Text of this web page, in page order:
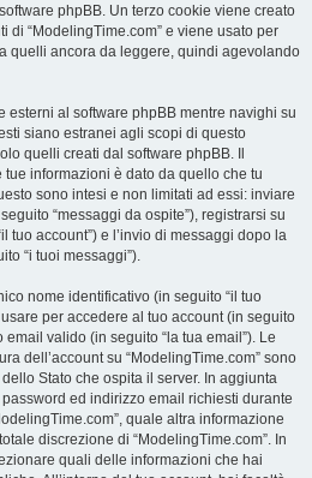
phpBB. Un terzo cookie viene creato
di “ModelingTime.com” e viene usato per
quelli ancora da leggere, quindi agevolando
esterni al software phpBB mentre navighi su
siano estranei agli scopi di questo
quelli creati dal software phpBB. Il
informazioni è dato da quello che tu
sono intesi e non limitati ad essi: inviare
“messaggi da ospite”), registrarsi su
tuo account”) e l’invio di messaggi dopo la
“i tuoi messaggi”).
nome identificativo (in seguito “il tuo
per accedere al tuo account (in seguito
valido (in seguito “la tua email”). Le
dell’account su “ModelingTime.com” sono
Stato che ospita il server. In aggiunta
ed indirizzo email richiesti durante
quale altra informazione
discrezione di “ModelingTime.com”. In
quali delle informazioni che hai